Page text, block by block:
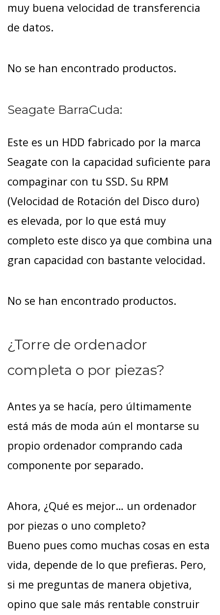
muy buena velocidad de transferencia
de datos.
No se han encontrado productos.
Seagate BarraCuda:
Este es un HDD fabricado por la marca
Seagate con la capacidad suficiente para
compaginar con tu SSD. Su RPM
(Velocidad de Rotación del Disco duro)
es elevada, por lo que está muy
completo este disco ya que combina una
gran capacidad con bastante velocidad.
No se han encontrado productos.
¿Torre de ordenador
completa o por piezas?
Antes ya se hacía, pero últimamente
está más de moda aún el montarse su
propio ordenador comprando cada
componente por separado.
Ahora, ¿Qué es mejor… un ordenador
por piezas o uno completo?
Bueno pues como muchas cosas en esta
vida, depende de lo que prefieras. Pero,
si me preguntas de manera objetiva,
opino que sale más rentable construir